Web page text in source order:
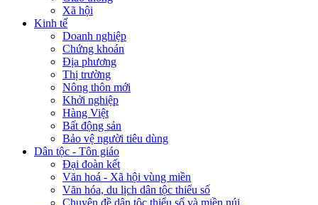
Xã hội
Kinh tế
Doanh nghiệp
Chứng khoán
Địa phương
Thị trường
Nông thôn mới
Khởi nghiệp
Hàng Việt
Bất động sản
Bảo vệ người tiêu dùng
Dân tộc - Tôn giáo
Đại đoàn kết
Văn hoá - Xã hội vùng miền
Văn hóa, du lịch dân tộc thiểu số
Chuyên đề dân tộc thiểu số và miền núi